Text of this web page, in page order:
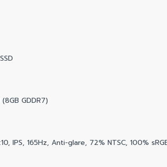
GDDR7)
IPS, 165Hz, Anti-glare, 72% NTSC, 100%